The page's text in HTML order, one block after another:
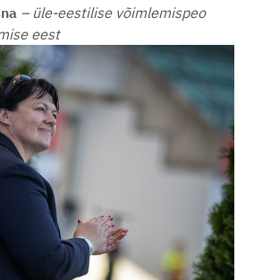
– üle-eestilise võimlemispeo
eest